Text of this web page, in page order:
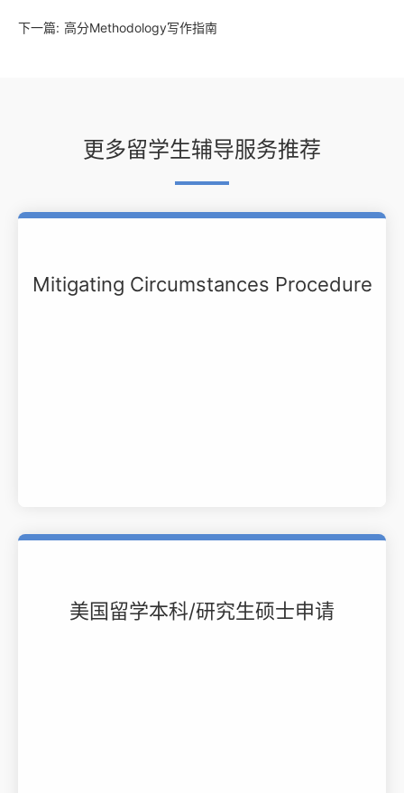
下一篇: 高分Methodology写作指南
更多留学生辅导服务推荐
Mitigating Circumstances Procedure
美国留学本科/研究生硕士申请